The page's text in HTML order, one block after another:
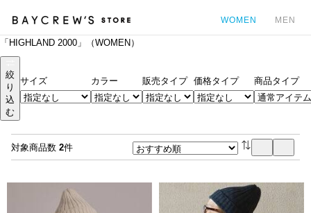
WOMEN MEN
「HIGHLAND 2000」（WOMEN）
絞
り
込
む
サイズ カラー 販売タイプ 価格タイプ 商品タイプ
対象商品数 2件